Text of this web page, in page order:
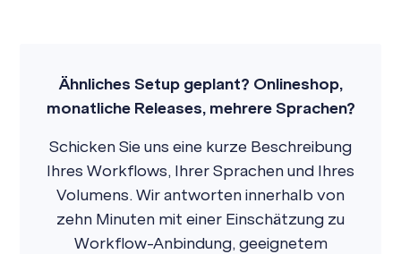
Ähnliches Setup geplant? Onlineshop,
monatliche Releases, mehrere Sprachen?
Schicken Sie uns eine kurze Beschreibung
Ihres Workflows, Ihrer Sprachen und Ihres
Volumens. Wir antworten innerhalb von
zehn Minuten mit einer Einschätzung zu
Workflow-Anbindung, geeignetem